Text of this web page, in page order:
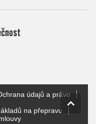
údajů a právo
na přepravu